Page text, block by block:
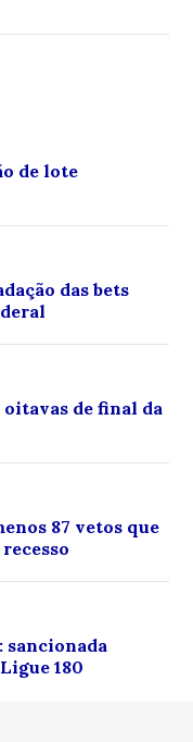
de lote
das bets
oitavas de final da
87 vetos que
180